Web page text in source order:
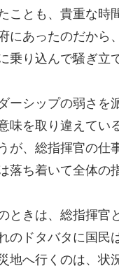
ことも、貴重な時
にあったのだから
乗り込んで騒ぎ立
ーシップの弱さを
味を取り違えてい
が、総指揮官の仕
落ち着いて全体の
ときは、総指揮官
のドタバタに国民
地へ行くのは、状